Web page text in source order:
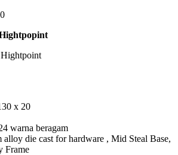
x 20
warna beragam
die cast for hardware , Mid Steal Base,
Frame